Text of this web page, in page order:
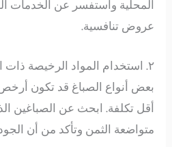
المحلية واستفسر عن الخدمات
عروض تنافسية.
٢. استخدام المواد الرخيصة ذات الجودة العالية:
بعض أنواع الصباغ قد تكون
أقل تكلفة. ابحث عن الصباغين
متواضعة الثمن وتأكد من أن